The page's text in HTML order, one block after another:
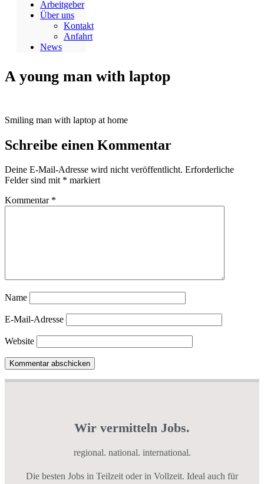
Arbeitgeber
Über uns
Kontakt
Anfahrt
News
A young man with laptop
Smiling man with laptop at home
Schreibe einen Kommentar
Deine E-Mail-Adresse wird nicht veröffentlicht. Erforderliche
Felder sind mit * markiert
Kommentar *
Name
E-Mail-Adresse
Website
Wir vermitteln Jobs.
regional. national. international.
Die besten Jobs in Teilzeit oder in Vollzeit. Ideal auch für